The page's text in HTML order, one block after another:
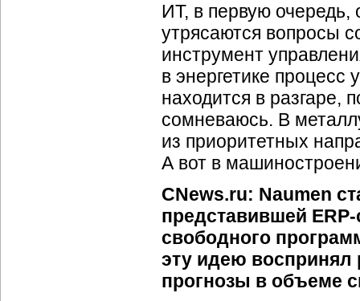
ИТ, в первую очередь,
утрясаются вопросы
инструмент
в энергетике
находится в разгаре,
сомневаюсь. В
из приоритетных
А вот в
CNews.ru: Naumen
представившей
свободного
эту идею
прогнозы в объеме